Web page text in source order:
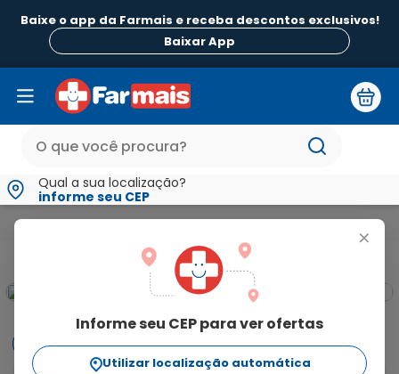
Baixe o app da Farmais e receba descontos exclusivos!
Baixar App
Qual a sua localização?
informe seu CEP
+
Informe seu CEP para ver ofertas
Utilizar localização automática
Informações